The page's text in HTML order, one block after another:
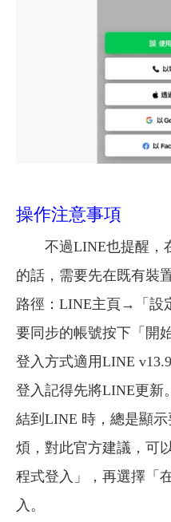
操作注意事項
不過LINE也提醒，
的話，需要先在既有裝
路徑：LINE主頁→「
要同步的帳號按下「開
登入方式適用LINE
登入記得先將LINE更新
結到LINE 時，總是顯
煩，對此官方建議，可
程式登入」，再選擇「
入。